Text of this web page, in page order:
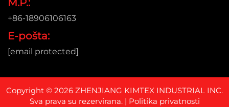
M.P.:
+86-18906106163
E-pošta:
[email protected]
Copyright © 2026 ZHENJIANG KIMTEX INDUSTRIAL INC.
Sva prava su rezervirana. | Politika privatnosti